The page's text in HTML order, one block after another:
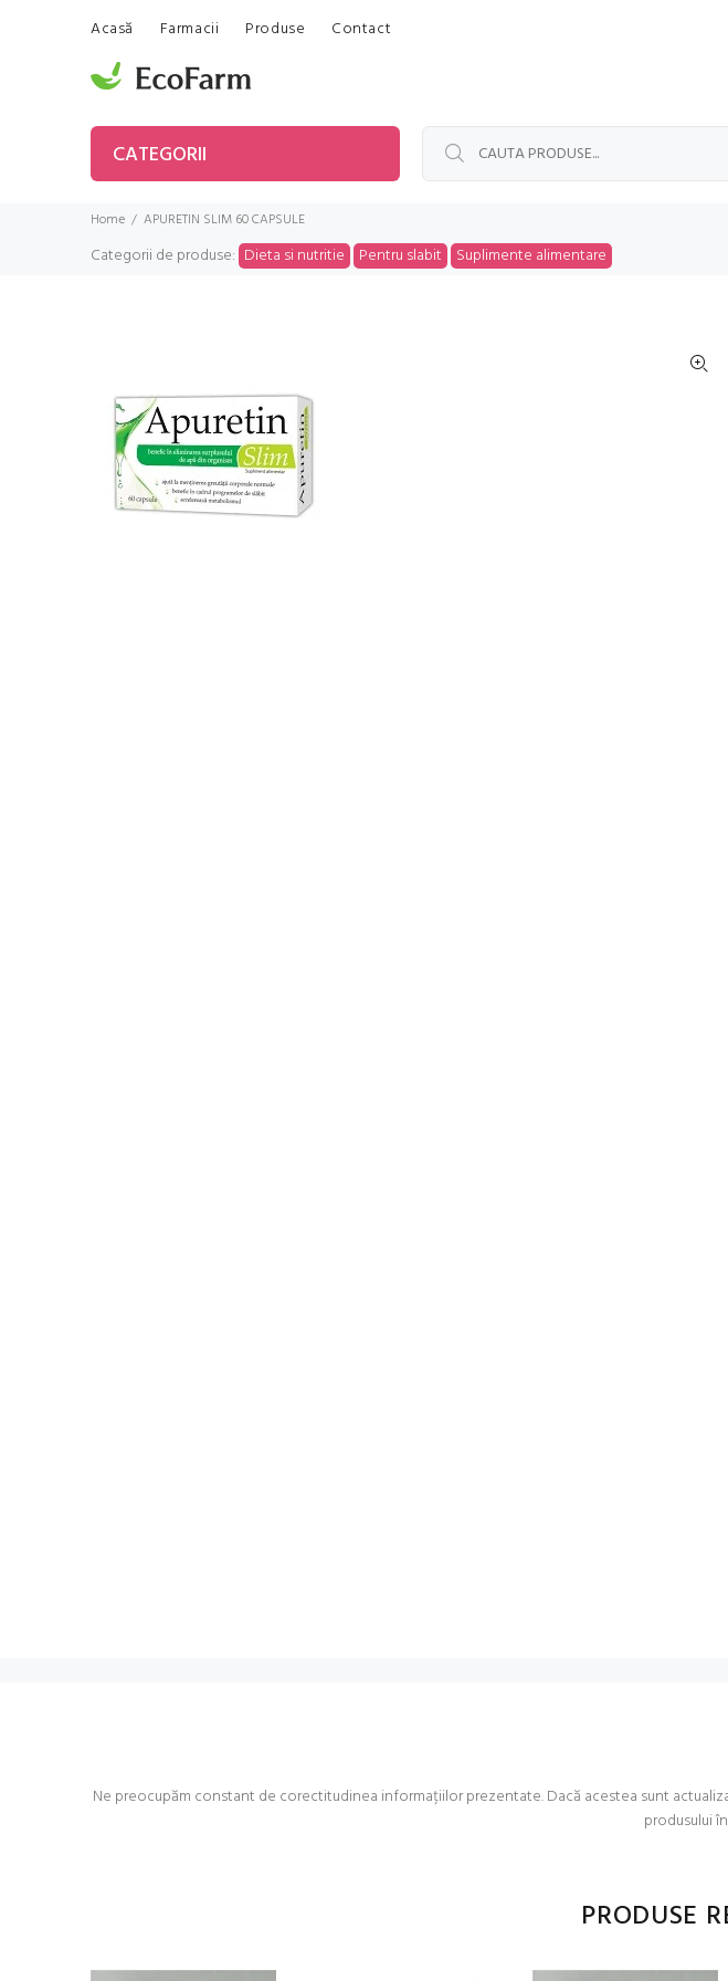
Acasă Farmacii Produse Contact
CATEGORII
Home APURETIN SLIM 60 CAPSULE
Categorii de produse: Dieta si nutritie Pentru slabit Suplimente alimentare
Ne preocupăm constant de corectitudinea informațiilor prezentate. Dacă acestea sunt
produsului
PRODUSE